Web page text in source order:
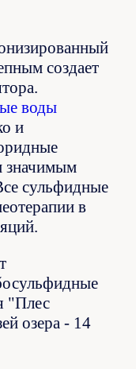
создает
воды
и
значимым
сульфидные
в
"Плес
озера - 14